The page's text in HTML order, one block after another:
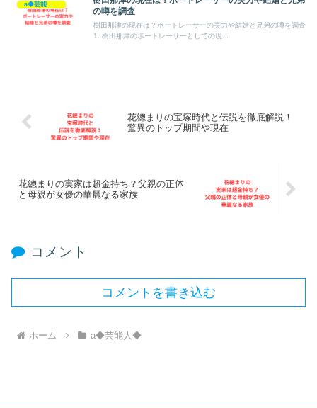
の噂を調査
樹田那津の現在は？ボートレーサーの実力や結婚と兄弟の噂を調査
1. 樹田那津のボートレーサーとしての現...
花總まりの宝塚時代と伝説を徹底解説！
驚異のトップ期間や現在
花總まりの実家は超金持ち？父親の正体
と母親が女優の華麗なる家族
コメント
コメントを書き込む
ホーム a◆芸能人◆